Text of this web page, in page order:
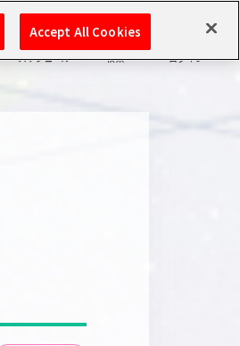
スケジュール 検索 ログイン
Accept All Cookies